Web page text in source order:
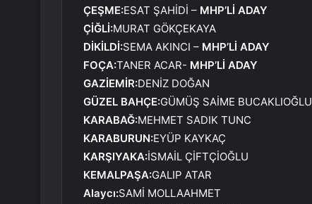
ÇEŞME:ESAT ŞAHİDİ – MHP’Lİ ADAY
ÇİĞLİ:MURAT GÖKÇEKAYA
DİKİLDİ:SEMA AKINCI – MHP’Lİ ADAY
FOÇA:TANER ACAR- MHP’Lİ ADAY
GAZİEMİR:DENİZ DOĞAN
GÜZEL BAHÇE:GÜMÜŞ SAİME BUCAKLIOĞLU
KARABAĞ:MEHMET SADIK TUNC
KARABURUN:EYÜP KAYKAÇ
KARŞIYAKA:İSMAİL ÇİFTÇİOĞLU
KEMALPAŞA:GALIP ATAR
Alaycı:SAMİ MOLLAAHMET